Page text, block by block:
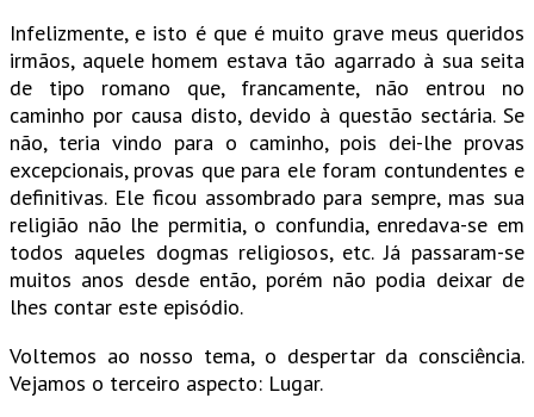
Infelizmente, e isto é que é muito grave meus queridos
irmãos, aquele homem estava tão agarrado à sua seita
de tipo romano que, francamente, não entrou no
caminho por causa disto, devido à questão sectária. Se
não, teria vindo para o caminho, pois dei-lhe provas
excepcionais, provas que para ele foram contundentes e
definitivas. Ele ficou assombrado para sempre, mas sua
religião não lhe permitia, o confundia, enredava-se em
todos aqueles dogmas religiosos, etc. Já passaram-se
muitos anos desde então, porém não podia deixar de
lhes contar este episódio.
Voltemos ao nosso tema, o despertar da consciência.
Vejamos o terceiro aspecto: Lugar.